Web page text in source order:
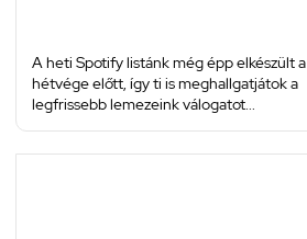
A heti Spotify listánk még épp elkészült a
hétvége előtt, így ti is meghallgatjátok a
legfrissebb lemezeink válogatot...